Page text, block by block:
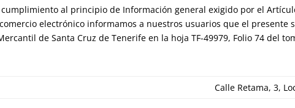
al principio de Información general exigido por el
electrónico informamos a nuestros usuarios que el presente
de Santa Cruz de Tenerife en la hoja TF-49979, Folio 74 del
Calle Retama, 3,